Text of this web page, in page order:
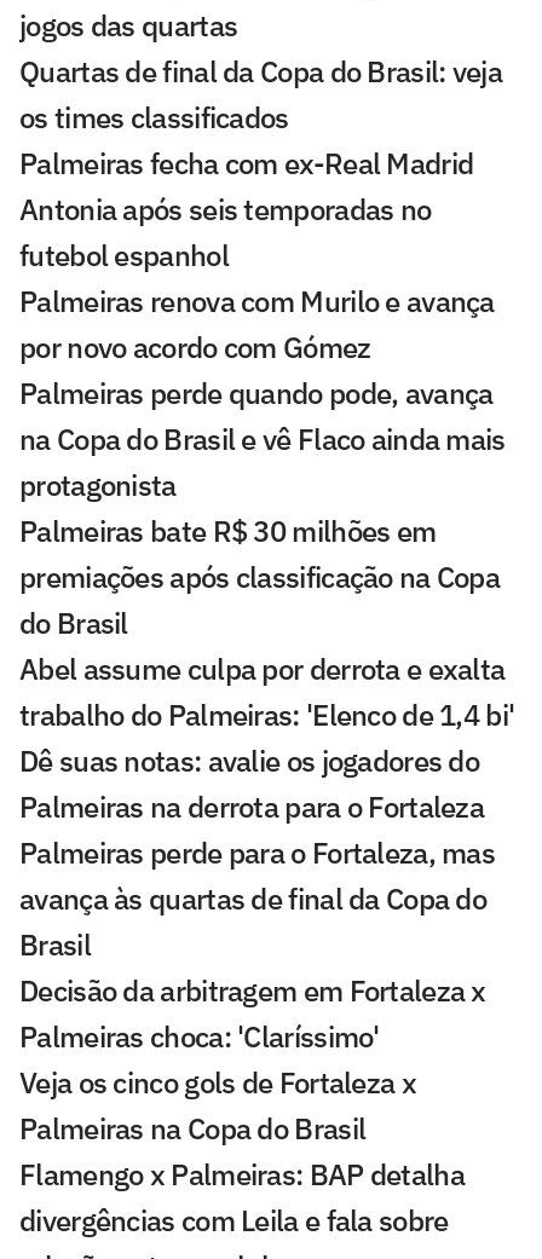
jogos das quartas
Quartas de final da Copa do Brasil: veja
os times classificados
Palmeiras fecha com ex-Real Madrid
Antonia após seis temporadas no
futebol espanhol
Palmeiras renova com Murilo e avança
por novo acordo com Gómez
Palmeiras perde quando pode, avança
na Copa do Brasil e vê Flaco ainda mais
protagonista
Palmeiras bate R$ 30 milhões em
premiações após classificação na Copa
do Brasil
Abel assume culpa por derrota e exalta
trabalho do Palmeiras: 'Elenco de 1,4 bi'
Dê suas notas: avalie os jogadores do
Palmeiras na derrota para o Fortaleza
Palmeiras perde para o Fortaleza, mas
avança às quartas de final da Copa do
Brasil
Decisão da arbitragem em Fortaleza x
Palmeiras choca: 'Claríssimo'
Veja os cinco gols de Fortaleza x
Palmeiras na Copa do Brasil
Flamengo x Palmeiras: BAP detalha
divergências com Leila e fala sobre